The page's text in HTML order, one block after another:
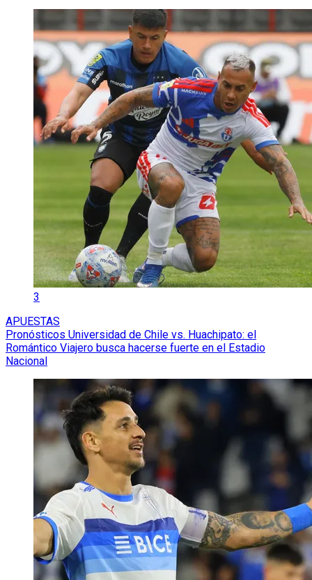
3
APUESTAS
Pronósticos Universidad de Chile vs. Huachipato: el
Romántico Viajero busca hacerse fuerte en el Estadio
Nacional